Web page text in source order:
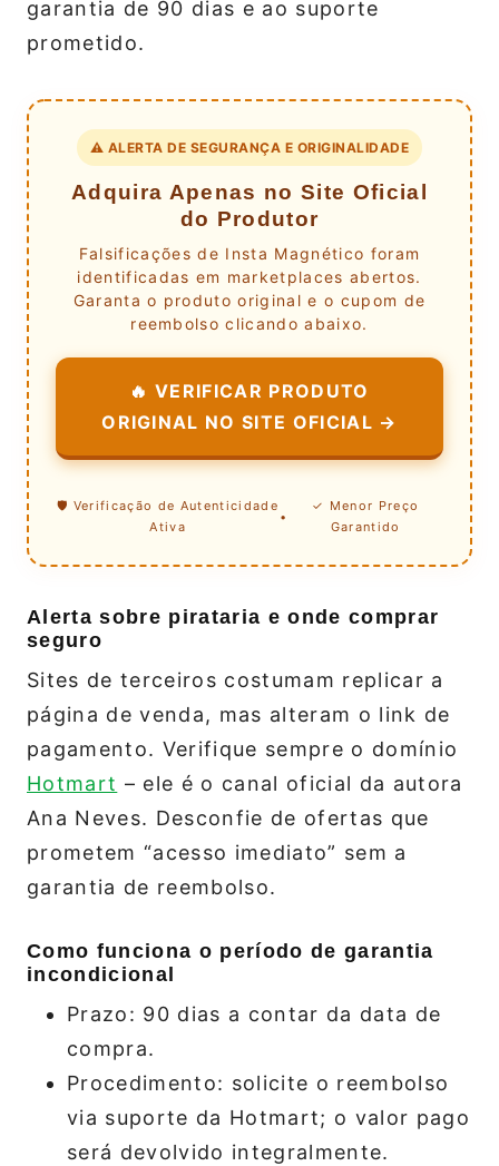
garantia de 90 dias e ao suporte
prometido.
⚠️ ALERTA DE SEGURANÇA E ORIGINALIDADE
Adquira Apenas no Site Oficial
do Produtor
Falsificações de Insta Magnético foram
identificadas em marketplaces abertos.
Garanta o produto original e o cupom de
reembolso clicando abaixo.
🔥 VERIFICAR PRODUTO
ORIGINAL NO SITE OFICIAL →
🛡️ Verificação de Autenticidade
Ativa
•
✓ Menor Preço
Garantido
Alerta sobre pirataria e onde comprar
seguro
Sites de terceiros costumam replicar a
página de venda, mas alteram o link de
pagamento. Verifique sempre o domínio
Hotmart – ele é o canal oficial da autora
Ana Neves. Desconfie de ofertas que
prometem “acesso imediato” sem a
garantia de reembolso.
Como funciona o período de garantia
incondicional
Prazo: 90 dias a contar da data de
compra.
Procedimento: solicite o reembolso
via suporte da Hotmart; o valor pago
será devolvido integralmente.